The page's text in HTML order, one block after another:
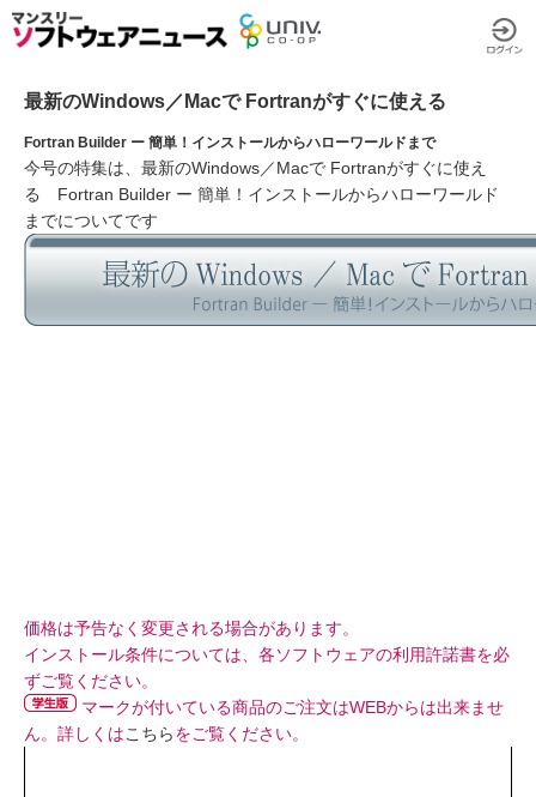
最新のWindows／Macで Fortranがすぐに使える
Fortran Builder ー 簡単！インストールからハローワールドまで
今号の特集は、最新のWindows／Macで Fortranがすぐに使え
る Fortran Builder ー 簡単！インストールからハローワールド
までについてです
価格は予告なく変更される場合があります。
インストール条件については、各ソフトウェアの利用許諾書を必
ずご覧ください。
マークが付いている商品のご注文はWEBからは出来ませ
ん。詳しくはこちらをご覧ください。